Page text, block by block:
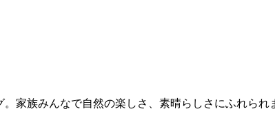
家族みんなで自然の楽しさ、素晴らしさにふれられ